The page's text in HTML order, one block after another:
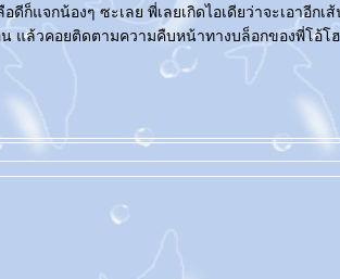
แจกน้องๆ ซะเลย พี่เลยเกิดไอเดียว่าจะเอาอีกเ
แล้วคอยติดตามความคืบหน้าทางบล็อกของพี่โอ้โฮ